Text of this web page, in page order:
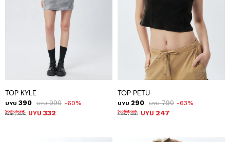
TOP KYLE
UYU 390 UYU 990 60
UYU 332
TOP PETU
UYU 290 UYU 790 63
UYU 247